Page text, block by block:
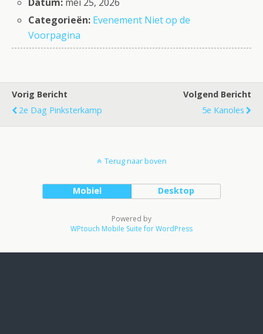
Categorieën: Evenement Niet op de
Voorpagina
Vorig Bericht
2e Dag Pinksterkamp
Volgend Bericht
5e Kanoles
Terug naar boven
Mobiel Desktop
Powered by
WPtouch Mobile Suite for WordPress